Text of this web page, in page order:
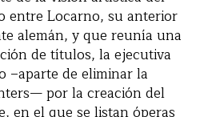
entre Locarno, su anterior
alemán, y que reunía una
de títulos, la ejecutiva
–aparte de eliminar la
por la creación del
en el que se listan óperas